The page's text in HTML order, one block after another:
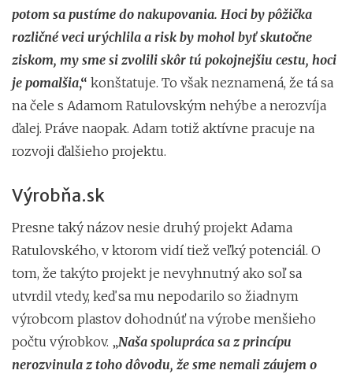
potom sa pustíme do nakupovania. Hoci by pôžička
rozličné veci urýchlila a risk by mohol byť skutočne
ziskom, my sme si zvolili skôr tú pokojnejšiu cestu, hoci
je pomalšia,“ konštatuje. To však neznamená, že tá sa
na čele s Adamom Ratulovským nehýbe a nerozvíja
ďalej. Práve naopak. Adam totiž aktívne pracuje na
rozvoji ďalšieho projektu.
Výrobňa.sk
Presne taký názov nesie druhý projekt Adama
Ratulovského, v ktorom vidí tiež veľký potenciál. O
tom, že takýto projekt je nevyhnutný ako soľ sa
utvrdil vtedy, keď sa mu nepodarilo so žiadnym
výrobcom plastov dohodnúť na výrobe menšieho
počtu výrobkov. „Naša spolupráca sa z princípu
nerozvinula z toho dôvodu, že sme nemali záujem o